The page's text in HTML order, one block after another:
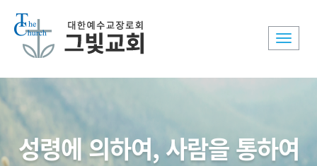
Toggle
성령에 의하여, 사람을 통하여